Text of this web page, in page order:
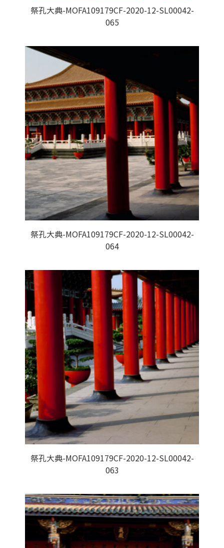
祭孔大典-MOFA109179CF-2020-12-SL00042-
065
祭孔大典-MOFA109179CF-2020-12-SL00042-
064
祭孔大典-MOFA109179CF-2020-12-SL00042-
063